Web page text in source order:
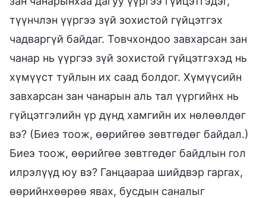
түүнчлэн үүргээ зүй зохистой гүйцэтгэх
чадваргүй байдаг. Товчхондоо завхарсан зан
чанар нь үүргээ зүй зохистой гүйцэтгэхэд нь
хүмүүст туйлын их саад болдог. Хүмүүсийн
завхарсан зан чанарын аль тал үүргийнх нь
гүйцэтгэлийн үр дүнд хамгийн их нөлөөлдөг
вэ? (Биеэ тоож, өөрийгөө зөвтгөдөг байдал.)
Биеэ тоож, өөрийгөө зөвтгөдөг байдлын гол
илрэлүүд юу вэ? Ганцаараа шийдвэр гаргах,
өөрийнхөөрөө явах, бусдын саналыг